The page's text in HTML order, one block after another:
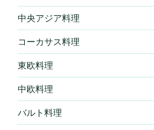
中央アジア料理
コーカサス料理
東欧料理
中欧料理
バルト料理